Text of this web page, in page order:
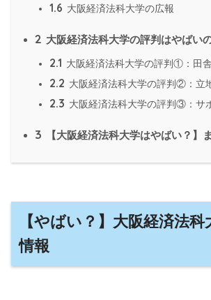
1.6 大阪経済法科大学の広報
2 大阪経済法科大学の評判はやばい
2.1 大阪経済法科大学の評判①：田舎
2.2 大阪経済法科大学の評判②：立
2.3 大阪経済法科大学の評判③：サ
3 【大阪経済法科大学はやばい？】
【やばい？】大阪経済法
情報